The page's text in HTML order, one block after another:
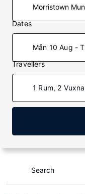
Dates
Mån 10 Aug -
Travellers
1 Rum, 2
Search